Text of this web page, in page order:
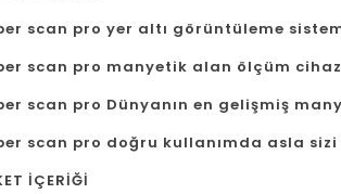
scan pro yer altı görüntüleme
scan pro manyetik alan ölçüm
scan pro Dünyanın en gelişmiş
scan pro doğru kullanımda asla sizi
İÇERİĞİ